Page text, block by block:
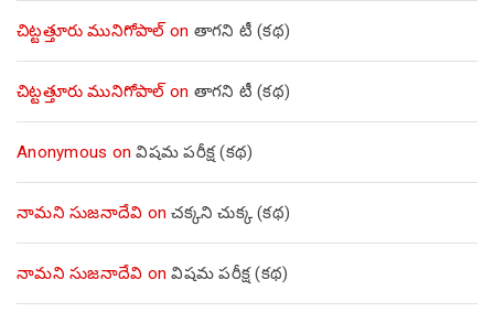
చిట్టత్తూరు మునిగోపాల్on తాగని టీ (కథ)
చిట్టత్తూరు మునిగోపాల్on తాగని టీ (కథ)
Anonymous onవిషమ పరీక్ష (క‌థ‌)
నామని సుజనాదేవి onచక్కని చుక్క (కథ)
నామని సుజనాదేవి onవిషమ పరీక్ష (క‌థ‌)